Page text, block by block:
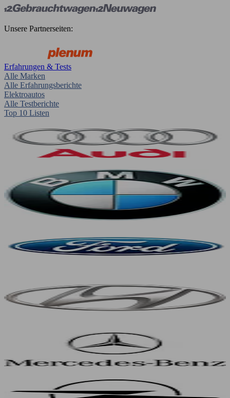
Unsere Partnerseiten:
Erfahrungen & Tests
Alle Marken
Alle Erfahrungsberichte
Elektroautos
Alle Testberichte
Top 10 Listen